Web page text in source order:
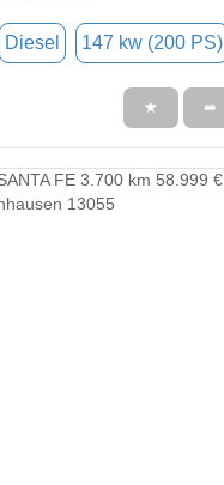
Diesel 147 kw (200 PS)
★ ➦